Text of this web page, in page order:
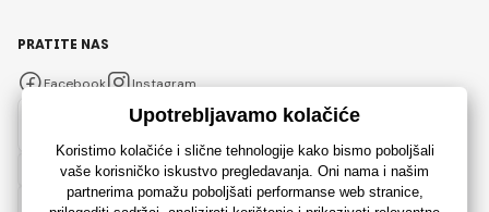
PRATITE NAS
Facebook Instagram